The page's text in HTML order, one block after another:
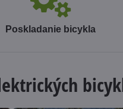
Poskladanie bicykla